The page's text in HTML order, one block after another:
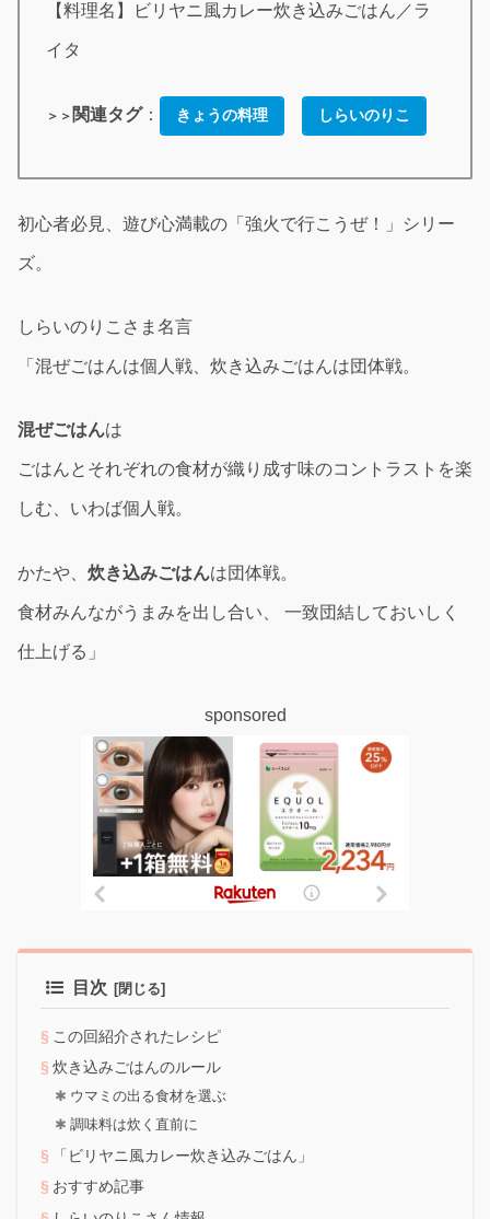
【料理名】ビリヤニ風カレー炊き込みごはん／ラ
イタ
＞＞ 関連タグ： きょうの料理 しらいのりこ
初心者必見、遊び心満載の「強火で行こうぜ！」シリー
ズ。
しらいのりこさま名言
「混ぜごはんは個人戦、炊き込みごはんは団体戦。
混ぜごはんは
ごはんとそれぞれの食材が織り成す味のコントラストを楽
しむ、いわば個人戦。
かたや、 炊き込みごはんは団体戦。
食材みんながうまみを出し合い、 一致団結しておいしく
仕上げる」
sponsored
目次
この回紹介されたレシピ
炊き込みごはんのルール
ウマミの出る食材を選ぶ
調味料は炊く直前に
「ビリヤニ風カレー炊き込みごはん」
おすすめ記事